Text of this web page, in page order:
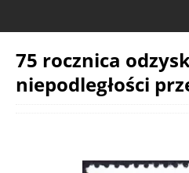
75 rocznica
niepodległości